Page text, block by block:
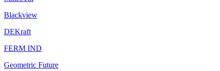
Blackview
DEKraft
FERM IND
Geometric Future